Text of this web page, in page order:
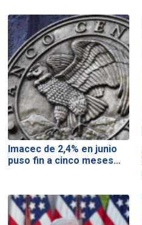
Imacec de 2,4% en junio
puso fin a cinco meses…